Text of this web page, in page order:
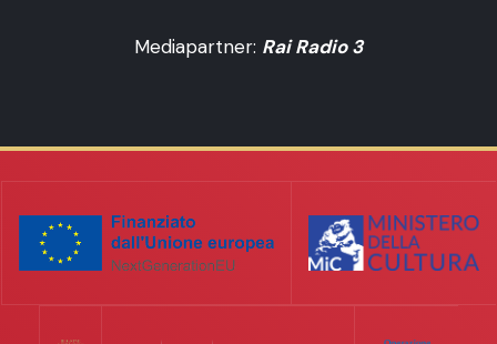
Mediapartner: Rai Radio 3